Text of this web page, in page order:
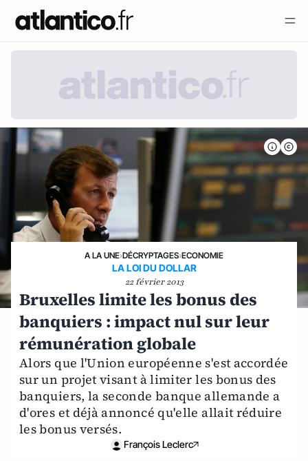
A LA UNE›DÉCRYPTAGES›ECONOMIE
LA LOI DU DOLLAR
22 février 2013
Bruxelles limite les bonus des
banquiers : impact nul sur leur
rémunération globale
Alors que l'Union européenne s'est accordée
sur un projet visant à limiter les bonus des
banquiers, la seconde banque allemande a
d'ores et déjà annoncé qu'elle allait réduire
les bonus versés.
François Leclerc